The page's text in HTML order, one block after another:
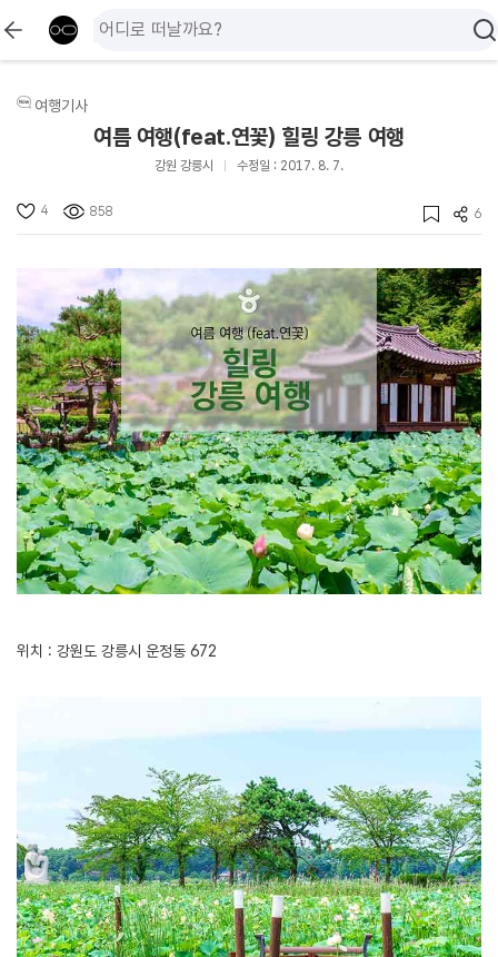
여행기사
여름 여행(feat.연꽃) 힐링 강릉 여행
강원 강릉시 수정일 : 2017. 8. 7.
4 858 6
위치 : 강원도 강릉시 운정동 672